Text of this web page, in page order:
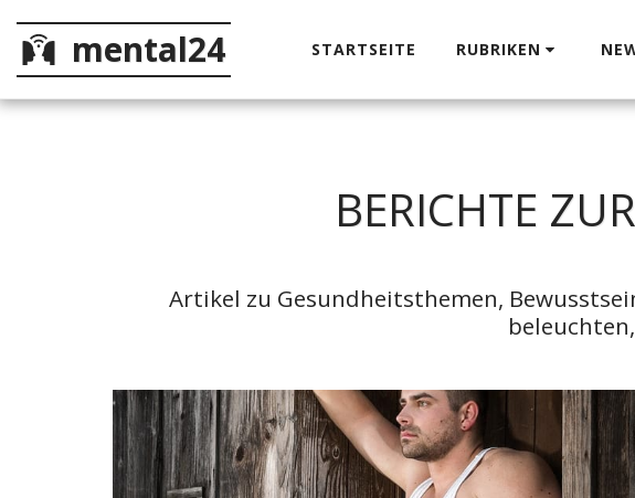
mental24 STARTSEITE RUBRIKEN
BERICHTE
Artikel zu Gesundheitsthemen,